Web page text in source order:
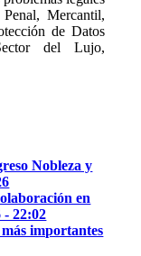
Mercantil,
de Datos
del Lujo,
Nobleza y
en
- 22:02
importantes